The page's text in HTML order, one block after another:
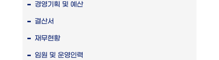
경영기획 및 예산
결산서
재무현황
임원 및 운영인력